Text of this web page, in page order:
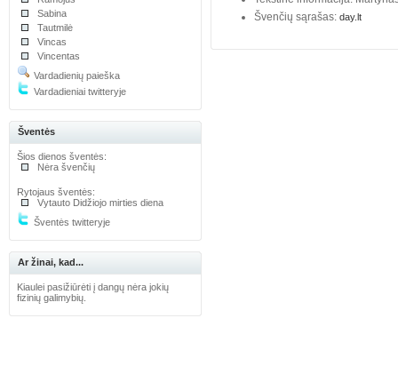
Sabina
Tautmilė
Vincas
Vincentas
Vardadienių paieška
Vardadieniai twitteryje
Šventės
Šios dienos šventės:
Nėra švenčių
Rytojaus šventės:
Vytauto Didžiojo mirties diena
Šventės twitteryje
Ar žinai, kad...
Kiaulei pasižiūrėti į dangų nėra jokių
fizinių galimybių.
Švenčių sąrašas: day.lt